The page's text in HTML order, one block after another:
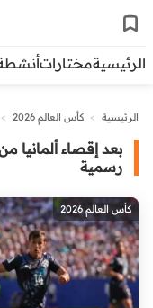
الرئيسيةمختارات
الرئيسية > كأس العالم 2026 >
رسمية
كأس العالم 2026